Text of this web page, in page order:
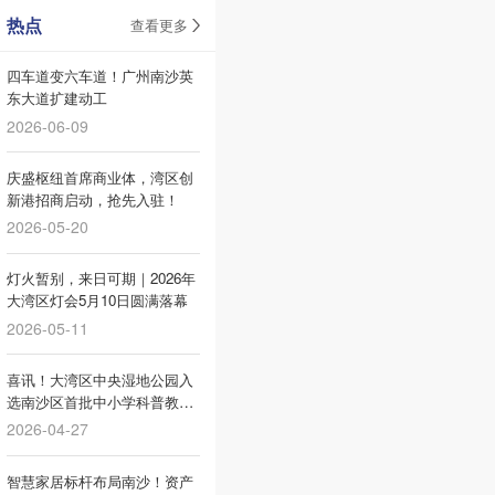
热点 查看更多
四车道变六车道！广州南沙英
东大道扩建动工
2026-06-09
庆盛枢纽首席商业体，湾区创
新港招商启动，抢先入驻！
2026-05-20
灯火暂别，来日可期｜2026年
大湾区灯会5月10日圆满落幕
2026-05-11
喜讯！大湾区中央湿地公园入
选南沙区首批中小学科普教育
基地！
2026-04-27
智慧家居标杆布局南沙！资产